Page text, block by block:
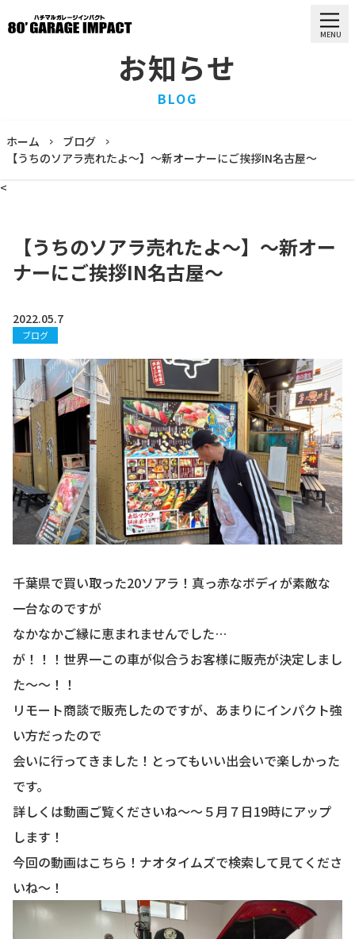
MENU
HOME
ホーム
STAFF
スタッフ
お知らせ
CONTACT
お問合わせ
お知らせ
BLOG
ホーム
ブログ
【うちのソアラ売れたよ〜】〜新オーナーにご挨拶IN名古屋〜
<
【うちのソアラ売れたよ〜】〜新オー
ナーにご挨拶IN名古屋〜
2022.05.7
ブログ
千葉県で買い取った20ソアラ！真っ赤なボディが素敵な
一台なのですが
なかなかご縁に恵まれませんでした…
が！！！世界一この車が似合うお客様に販売が決定しまし
た〜〜！！
リモート商談で販売したのですが、あまりにインパクト強
い方だったので
会いに行ってきました！とってもいい出会いで楽しかった
です。
詳しくは動画ご覧くださいね〜〜５月７日19時にアップ
します！
今回の動画はこちら！ナオタイムズで検索して見てくださ
いね〜！